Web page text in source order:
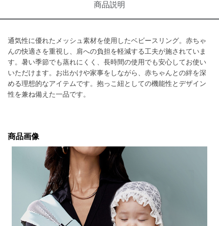
商品説明
通気性に優れたメッシュ素材を使用したベビースリング。赤ちゃ
んの快適さを重視し、肩への負担を軽減する工夫が施されていま
す。暑い季節でも蒸れにくく、長時間の使用でも安心してお使い
いただけます。お出かけや家事をしながら、赤ちゃんとの絆を深
める理想的なアイテムです。抱っこ紐としての機能性とデザイン
性を兼ね備えた一品です。
商品画像